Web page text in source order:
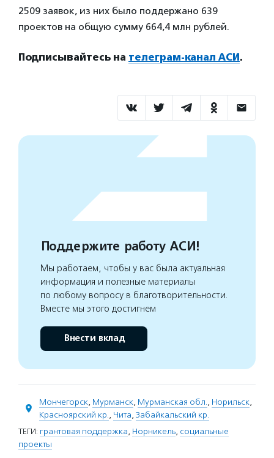
2509 заявок, из них было поддержано 639
проектов на общую сумму 664,4 млн рублей.
Подписывайтесь на телеграм-канал АСИ .
Поддержите работу АСИ!
Мы работаем, чтобы у вас была актуальная
информация и полезные материалы
по любому вопросу в благотворительности.
Вместе мы этого достигнем
Внести вклад
Мончегорск, Мурманск, Мурманская обл., Норильск,
Красноярский кр., Чита, Забайкальский кр.
ТЕГИ: грантовая поддержка, Норникель, социальные
проекты